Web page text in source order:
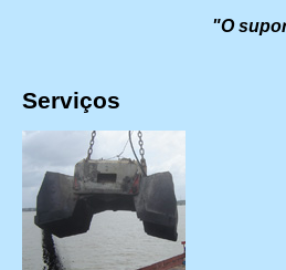
"O suporte que sua
Serviços